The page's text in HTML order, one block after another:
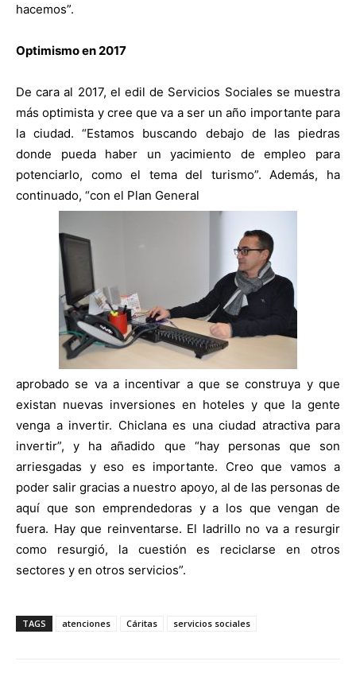
hacemos”.
Optimismo en 2017
De cara al 2017, el edil de Servicios Sociales se muestra
más optimista y cree que va a ser un año importante para
la ciudad. “Estamos buscando debajo de las piedras
donde pueda haber un yacimiento de empleo para
potenciarlo, como el tema del turismo”. Además, ha
continuado, “con el Plan General
aprobado se va a incentivar a que se construya y que
existan nuevas inversiones en hoteles y que la gente
venga a invertir. Chiclana es una ciudad atractiva para
invertir”, y ha añadido que “hay personas que son
arriesgadas y eso es importante. Creo que vamos a
poder salir gracias a nuestro apoyo, al de las personas de
aquí que son emprendedoras y a los que vengan de
fuera. Hay que reinventarse. El ladrillo no va a resurgir
como resurgió, la cuestión es reciclarse en otros
sectores y en otros servicios”.
TAGS atenciones Cáritas servicios sociales